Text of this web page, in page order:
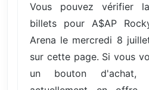
Vous pouvez vérifier
billets pour A$AP
Arena le mercredi 8
sur cette page. Si vous
un bouton